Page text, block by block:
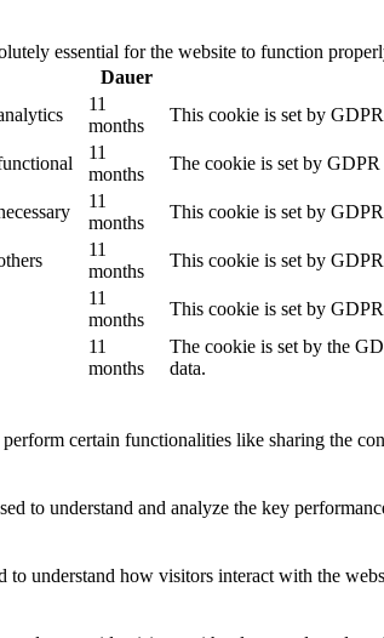
essential for the website to function
Dauer
11
months
This cookie is set by
11
months
The cookie is set by
11
months
This cookie is set by
11
months
This cookie is set by
11
months
This cookie is set by
11
months
The cookie is set by the
data.
certain functionalities like sharing the
to understand and analyze the key
to understand how visitors interact with the